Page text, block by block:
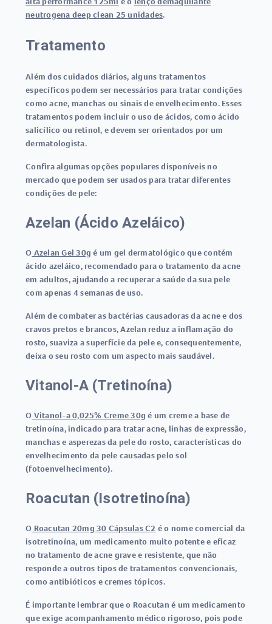
neutrogena deep clean 25 unidades.
Tratamento
Além dos cuidados diários, alguns tratamentos
específicos podem ser necessários para tratar condições
como acne, manchas ou sinais de envelhecimento. Esses
tratamentos podem incluir o uso de ácidos, como ácido
salicílico ou retinol, e devem ser orientados por um
dermatologista.
Confira algumas opções populares disponíveis no
mercado que podem ser usados para tratar diferentes
condições de pele:
Azelan (Ácido Azeláico)
O Azelan Gel 30g é um gel dermatológico que contém
ácido azeláico, recomendado para o tratamento da acne
em adultos, ajudando a recuperar a saúde da sua pele
com apenas 4 semanas de uso.
Além de combater as bactérias causadoras da acne e dos
cravos pretos e brancos, Azelan reduz a inflamação do
rosto, suaviza a superfície da pele e, consequentemente,
deixa o seu rosto com um aspecto mais saudável.
Vitanol-A (Tretinoína)
O Vitanol-a 0,025% Creme 30g é um creme a base de
tretinoína, indicado para tratar acne, linhas de expressão,
manchas e asperezas da pele do rosto, características do
envelhecimento da pele causadas pelo sol
(fotoenvelhecimento).
Roacutan (Isotretinoína)
O Roacutan 20mg 30 Cápsulas C2 é o nome comercial da
isotretinoína, um medicamento muito potente e eficaz
no tratamento de acne grave e resistente, que não
responde a outros tipos de tratamentos convencionais,
como antibióticos e cremes tópicos.
É importante lembrar que o Roacutan é um medicamento
que exige acompanhamento médico rigoroso, pois pode